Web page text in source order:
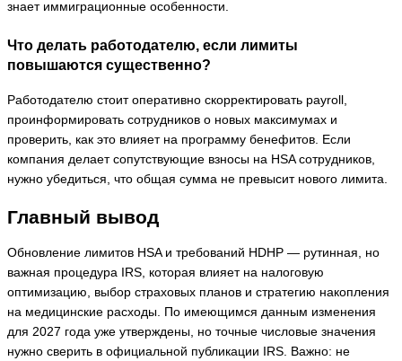
знает иммиграционные особенности.
Что делать работодателю, если лимиты
повышаются существенно?
Работодателю стоит оперативно скорректировать payroll,
проинформировать сотрудников о новых максимумах и
проверить, как это влияет на программу бенефитов. Если
компания делает сопутствующие взносы на HSA сотрудников,
нужно убедиться, что общая сумма не превысит нового лимита.
Главный вывод
Обновление лимитов HSA и требований HDHP — рутинная, но
важная процедура IRS, которая влияет на налоговую
оптимизацию, выбор страховых планов и стратегию накопления
на медицинские расходы. По имеющимся данным изменения
для 2027 года уже утверждены, но точные числовые значения
нужно сверить в официальной публикации IRS. Важно: не